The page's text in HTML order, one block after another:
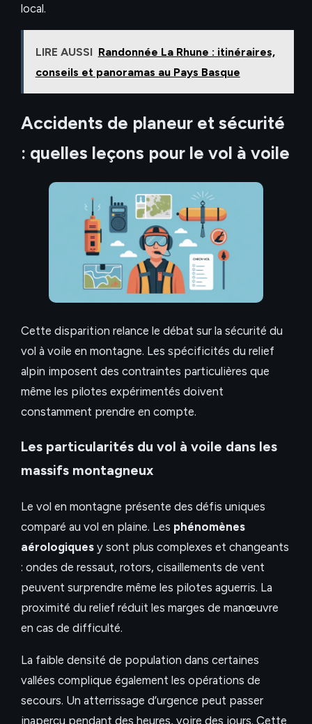
local.
LIRE AUSSI Randonnée La Rhune : itinéraires,
conseils et panoramas au Pays Basque
Accidents de planeur et sécurité
: quelles leçons pour le vol à voile
Cette disparition relance le débat sur la sécurité du
vol à voile en montagne. Les spécificités du relief
alpin imposent des contraintes particulières que
même les pilotes expérimentés doivent
constamment prendre en compte.
Les particularités du vol à voile dans les
massifs montagneux
Le vol en montagne présente des défis uniques
comparé au vol en plaine. Les phénomènes
aérologiques y sont plus complexes et changeants
: ondes de ressaut, rotors, cisaillements de vent
peuvent surprendre même les pilotes aguerris. La
proximité du relief réduit les marges de manœuvre
en cas de difficulté.
La faible densité de population dans certaines
vallées complique également les opérations de
secours. Un atterrissage d’urgence peut passer
inaperçu pendant des heures, voire des jours. Cette